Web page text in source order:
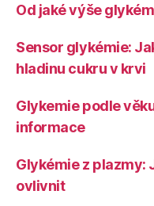
Od jaké výše
Sensor glykémie:
hladinu cukru v krvi
Glykemie podle
informace
Glykémie z plazmy:
ovlivnit